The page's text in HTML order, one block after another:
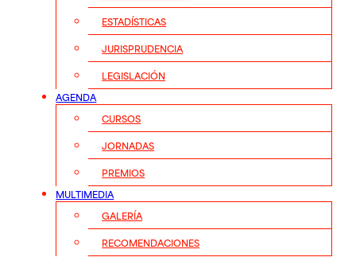
ESTADÍSTICAS
JURISPRUDENCIA
LEGISLACIÓN
AGENDA
CURSOS
JORNADAS
PREMIOS
MULTIMEDIA
GALERÍA
RECOMENDACIONES